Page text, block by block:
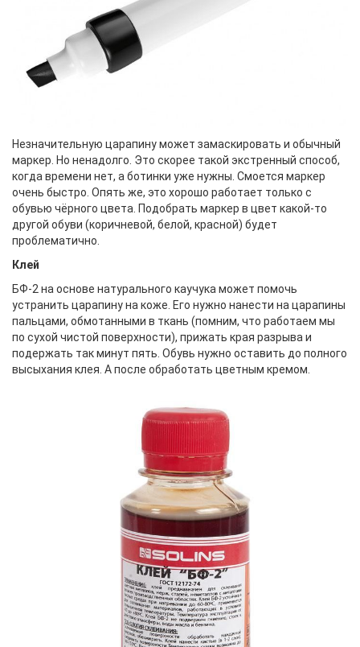
Незначительную царапину может замаскировать и обычный
маркер. Но ненадолго. Это скорее такой экстренный способ,
когда времени нет, а ботинки уже нужны. Смоется маркер
очень быстро. Опять же, это хорошо работает только с
обувью чёрного цвета. Подобрать маркер в цвет какой-то
другой обуви (коричневой, белой, красной) будет
проблематично.
Клей
БФ-2 на основе натурального каучука может помочь
устранить царапину на коже. Его нужно нанести на царапины
пальцами, обмотанными в ткань (помним, что работаем мы
по сухой чистой поверхности), прижать края разрыва и
подержать так минут пять. Обувь нужно оставить до полного
высыхания клея. А после обработать цветным кремом.